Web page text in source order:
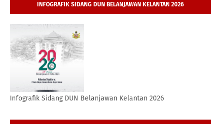
INFOGRAFIK SIDANG DUN BELANJAWAN KELANTAN 2026
Infografik Sidang DUN Belanjawan Kelantan 2026